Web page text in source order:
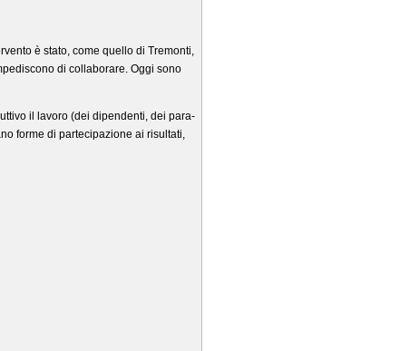
è stato, come quello di Tremonti,
di collaborare. Oggi sono
il lavoro (dei dipendenti, dei para-
forme di partecipazione ai risultati,